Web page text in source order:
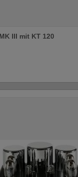
III mit KT 120